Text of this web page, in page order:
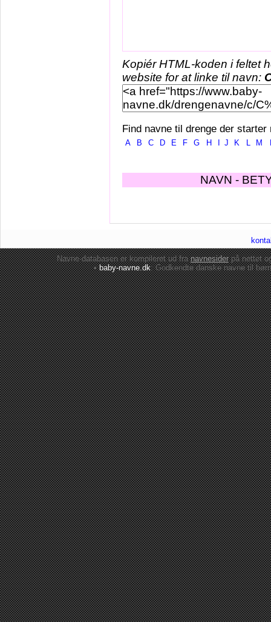
Kopiér HTML-koden i feltet
website for at linke til navn:
Find navne til drenge der starter
A B C D E F G H J K L M
NAVN -
Navne-databasen er kompileret ud franavnesiderpå nettet
•baby-navne.dk: Godkendte danskenavne til børn